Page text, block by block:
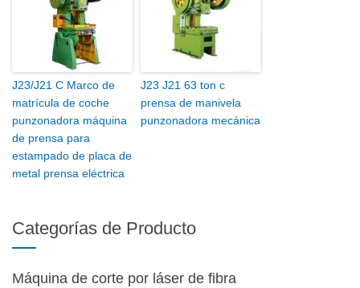
J23/J21 C Marco de
matrícula de coche
punzonadora máquina
de prensa para
estampado de placa de
metal prensa eléctrica
J23 J21 63 ton c
prensa de manivela
punzonadora mecánica
Categorías de Producto
Máquina de corte por láser de fibra